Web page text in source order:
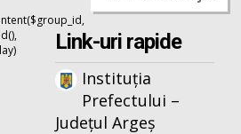
Link-uri rapide
Instituția
Prefectului –
Județul Argeș